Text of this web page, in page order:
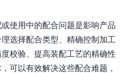
使用中的配合问题是影响产品
选择配合类型、精确控制加工
校验、提高装配工艺的精确性
可以有效解决这些配合难题，